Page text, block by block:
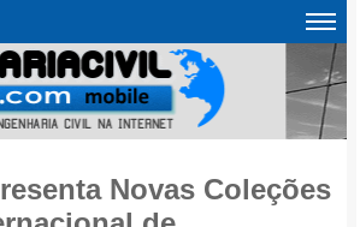
Novas Coleções